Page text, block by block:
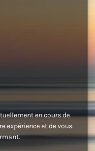
en cours de
expérience et de vous